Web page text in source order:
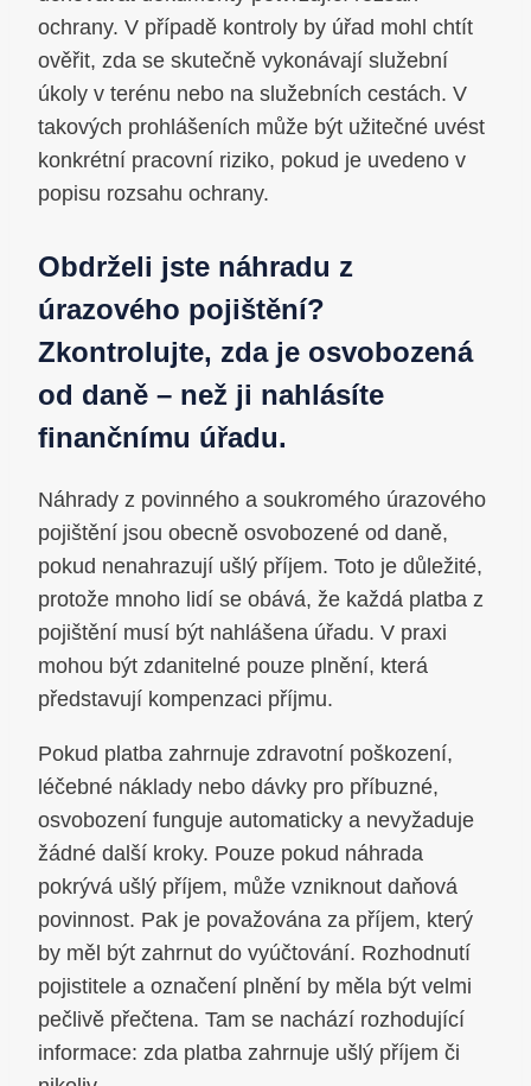
ochrany. V případě kontroly by úřad mohl chtít
ověřit, zda se skutečně vykonávají služební
úkoly v terénu nebo na služebních cestách. V
takových prohlášeních může být užitečné uvést
konkrétní pracovní riziko, pokud je uvedeno v
popisu rozsahu ochrany.
Obdrželi jste náhradu z
úrazového pojištění?
Zkontrolujte, zda je osvobozená
od daně – než ji nahlásíte
finančnímu úřadu.
Náhrady z povinného a soukromého úrazového
pojištění jsou obecně osvobozené od daně,
pokud nenahrazují ušlý příjem. Toto je důležité,
protože mnoho lidí se obává, že každá platba z
pojištění musí být nahlášena úřadu. V praxi
mohou být zdanitelné pouze plnění, která
představují kompenzaci příjmu.
Pokud platba zahrnuje zdravotní poškození,
léčebné náklady nebo dávky pro příbuzné,
osvobození funguje automaticky a nevyžaduje
žádné další kroky. Pouze pokud náhrada
pokrývá ušlý příjem, může vzniknout daňová
povinnost. Pak je považována za příjem, který
by měl být zahrnut do vyúčtování. Rozhodnutí
pojistitele a označení plnění by měla být velmi
pečlivě přečtena. Tam se nachází rozhodující
informace: zda platba zahrnuje ušlý příjem či